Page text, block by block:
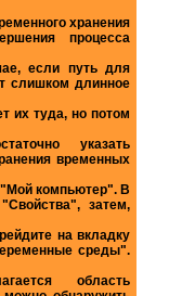
хранения
процесса
если путь для
слишком длинное
их туда, но потом
указать
временных
"Мой компьютер". В
затем,
на вкладку
среды".
область